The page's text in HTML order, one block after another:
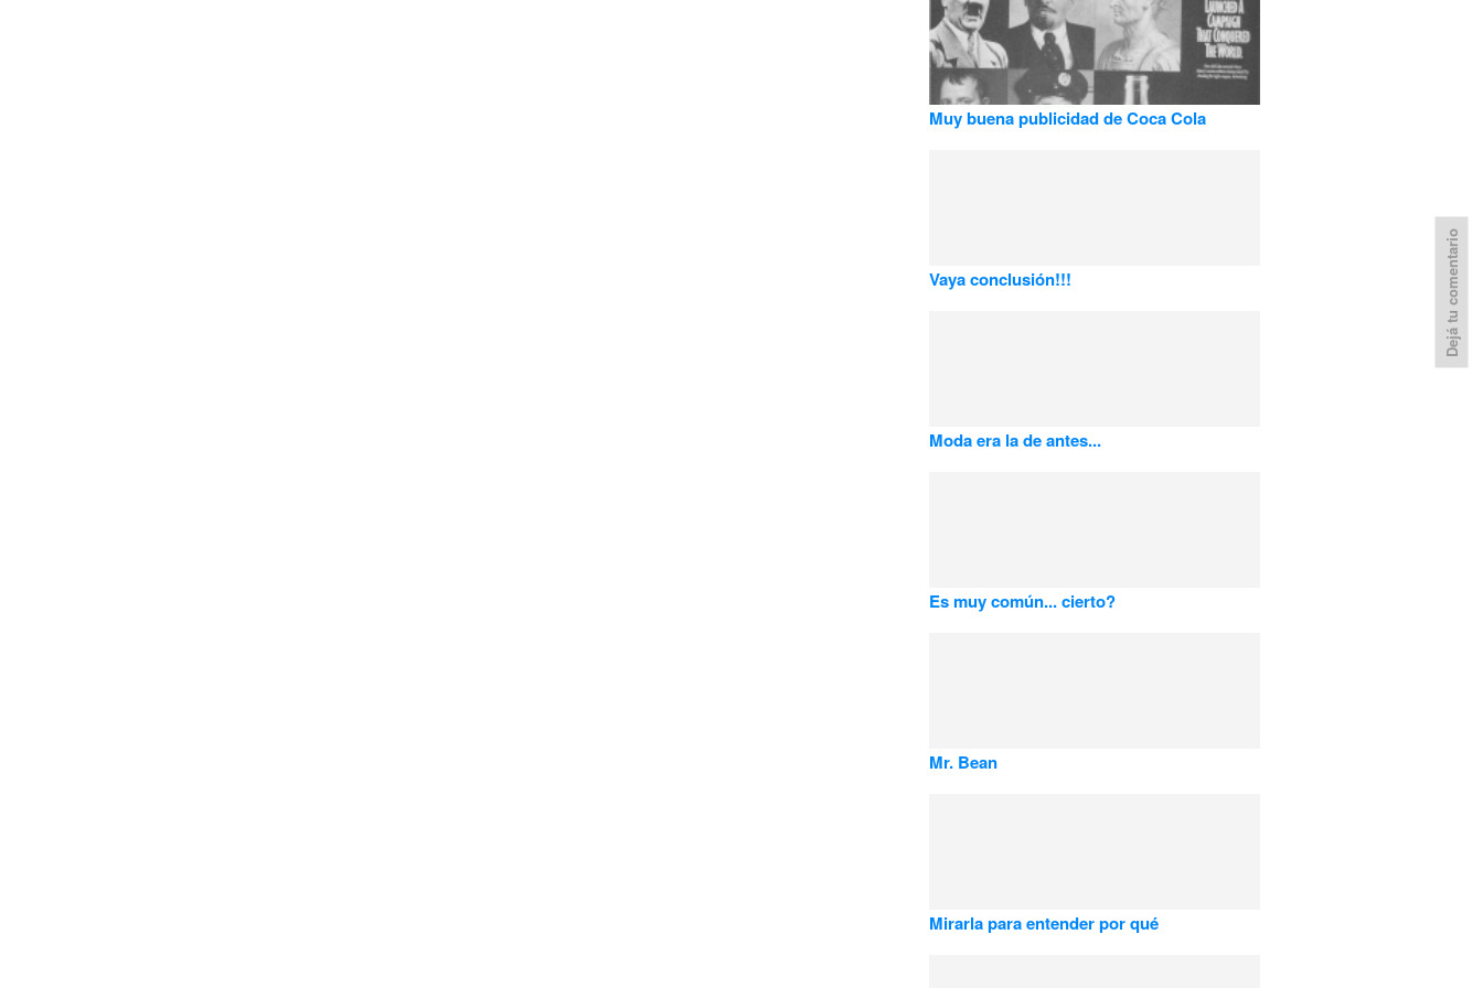
Muy buena publicidad de Coca Cola
Vaya conclusión!!!
Moda era la de antes...
Es muy común... cierto?
Mr. Bean
Mirarla para entender por qué
Dejá tu comentario